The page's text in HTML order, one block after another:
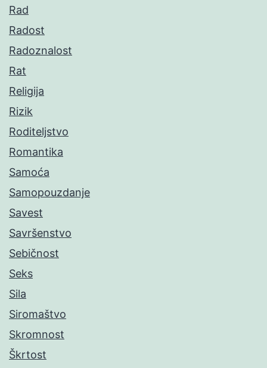
Rad
Radost
Radoznalost
Rat
Religija
Rizik
Roditeljstvo
Romantika
Samoća
Samopouzdanje
Savest
Savršenstvo
Sebičnost
Seks
Sila
Siromaštvo
Skromnost
Škrtost